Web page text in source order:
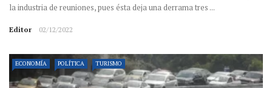
la industria de reuniones, pues ésta deja una derrama tres ...
Editor 02/12/2022
ECONOMÍA POLÍTICA TURISMO